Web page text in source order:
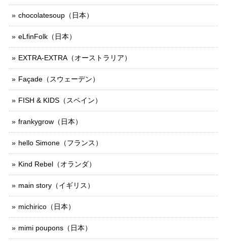
chocolatesoup（日本）
eLfinFolk（日本）
EXTRA-EXTRA（オーストラリア）
Façade（スウェーデン）
FISH & KIDS（スペイン）
frankygrow（日本）
hello Simone（フランス）
Kind Rebel（オランダ）
main story（イギリス）
michirico（日本）
mimi poupons（日本）